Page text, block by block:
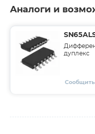
Аналоги и
дуплекс